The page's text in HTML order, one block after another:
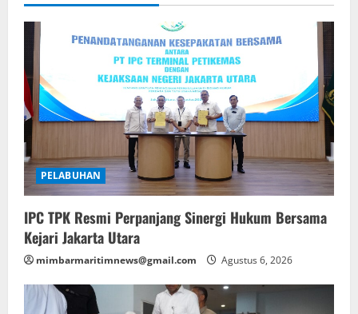
PELABUHAN
IPC TPK Resmi Perpanjang Sinergi Hukum Bersama
Kejari Jakarta Utara
mimbarmaritimnews@gmail.com Agustus 6, 2026